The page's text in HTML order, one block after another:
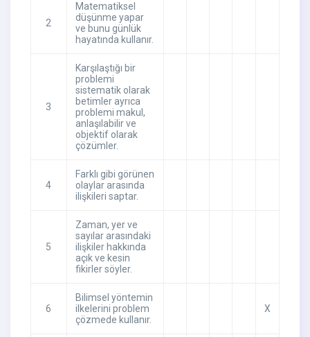
2
Matematiksel
düşünme yapar
ve bunu günlük
hayatında kullanır.
3
Karşılaştığı bir
problemi
sistematik olarak
betimler ayrıca
problemi makul,
anlaşılabilir ve
objektif olarak
çözümler.
4
Farklı gibi görünen
olaylar arasında
ilişkileri saptar.
5
Zaman, yer ve
sayılar arasındaki
ilişkiler hakkında
açık ve kesin
fikirler söyler.
6
Bilimsel yöntemin
ilkelerini problem
çözmede kullanır.
X